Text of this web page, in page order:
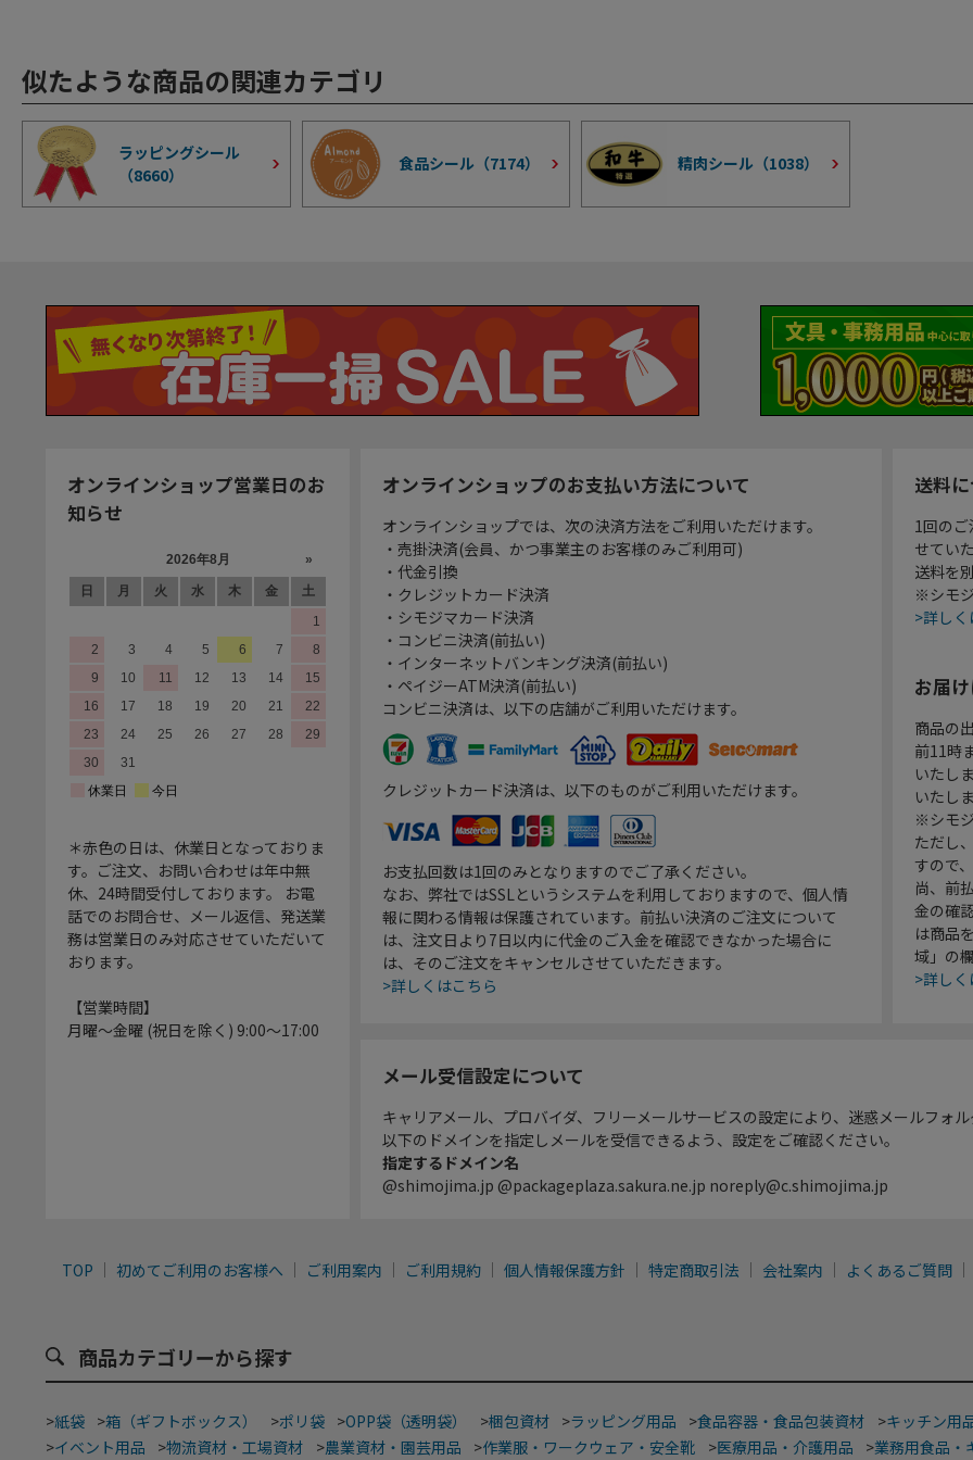
似たような商品の関連カテゴリ
ラッピングシール
（8660）
食品シール（7174） 精肉シール（1038）
オンラインショップ営業日のお
知らせ
＊赤色の日は、休業日となっておりま
す。ご注文、お問い合わせは年中無
休、24時間受付しております。 お電
話でのお問合せ、メール返信、発送業
務は営業日のみ対応させていただいて
おります。
【営業時間】
月曜～金曜 (祝日を除く) 9:00～17:00
オンラインショップのお支払い方法について
オンラインショップでは、次の決済方法をご利用いただけます。
・売掛決済(会員、かつ事業主のお客様のみご利用可)
・代金引換
・クレジットカード決済
・シモジマカード決済
・コンビニ決済(前払い)
・インターネットバンキング決済(前払い)
・ペイジーATM決済(前払い)
コンビニ決済は、以下の店舗がご利用いただけます。
クレジットカード決済は、以下のものがご利用いただけます。
お支払回数は1回のみとなりますのでご了承ください。
なお、弊社ではSSLというシステムを利用しておりますので、個人情
報に関わる情報は保護されています。前払い決済のご注文について
は、注文日より7日以内に代金のご入金を確認できなかった場合に
は、そのご注文をキャンセルさせていただきます。
>詳しくはこちら
送料
1回の
せてい
送料を
※シモ
>詳し
お届
商品の
前11時
いたし
いたし
※シモ
ただし
すので
尚、前
金の確
は商品
域」の
>詳し
メール受信設定について
キャリアメール、プロバイダ、フリーメールサービスの設定により、迷惑メールフォ
以下のドメインを指定しメールを受信できるよう、設定をご確認ください。
指定するドメイン名
@shimojima.jp @packageplaza.sakura.ne.jp noreply@c.shimojima.jp
TOP 初めてご利用のお客様へ ご利用案内 ご利用規約 個人情報保護方針 特定商取引法 会社案内 よくあるご質問
商品カテゴリーから探す
>紙袋 >箱（ギフトボックス） >ポリ袋 >OPP袋（透明袋） >梱包資材 >ラッピング用品 >食品容器・食品包装資材 >キッチン用
>イベント用品 >物流資材・工場資材 >農業資材・園芸用品 >作業服・ワークウェア・安全靴 >医療用品・介護用品 >業務用食品・